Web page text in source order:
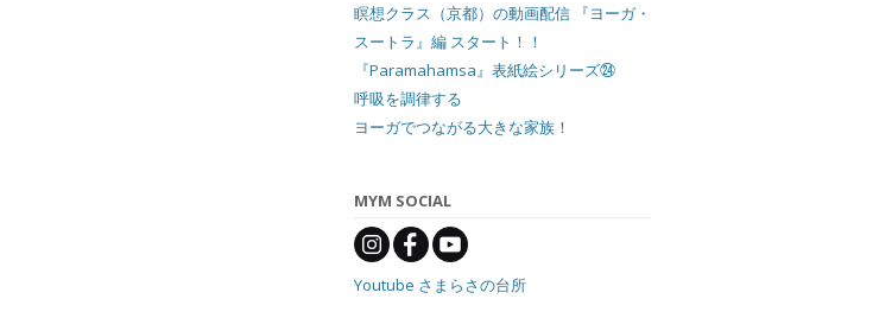
瞑想クラス（京都）の動画配信 『ヨーガ・
スートラ』編 スタート！！
『Paramahamsa』表紙絵シリーズ㉔
呼吸を調律する
ヨーガでつながる大きな家族！
MYM SOCIAL
Youtube さまらさの台所